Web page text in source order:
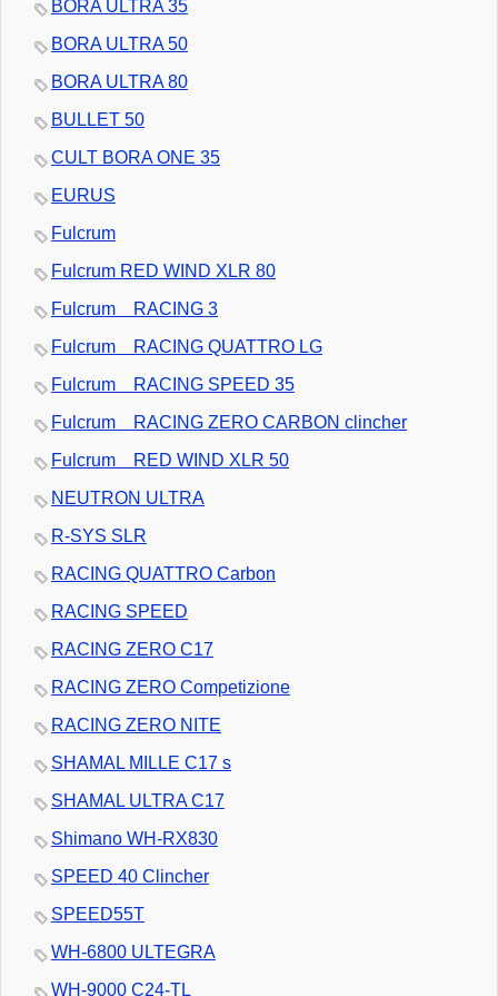
BORA ULTRA 35
BORA ULTRA 50
BORA ULTRA 80
BULLET 50
CULT BORA ONE 35
EURUS
Fulcrum
Fulcrum RED WIND XLR 80
Fulcrum RACING 3
Fulcrum RACING QUATTRO LG
Fulcrum RACING SPEED 35
Fulcrum RACING ZERO CARBON clincher
Fulcrum RED WIND XLR 50
NEUTRON ULTRA
R-SYS SLR
RACING QUATTRO Carbon
RACING SPEED
RACING ZERO C17
RACING ZERO Competizione
RACING ZERO NITE
SHAMAL MILLE C17 s
SHAMAL ULTRA C17
Shimano WH-RX830
SPEED 40 Clincher
SPEED55T
WH-6800 ULTEGRA
WH-9000 C24-TL